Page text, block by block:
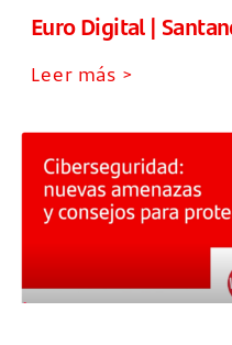
Euro Digital |
Leer más >